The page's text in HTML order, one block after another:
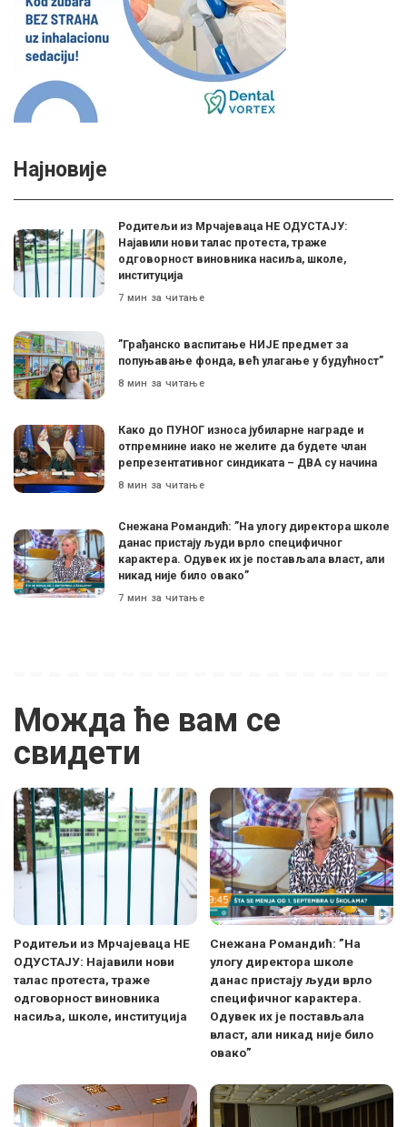
Најновије
Родитељи из Мрчајеваца НЕ ОДУСТАЈУ:
Најавили нови талас протеста, траже
одговорност виновника насиља, школе,
институција
7 мин за читање
”Грађанско васпитање НИЈЕ предмет за
попуњавање фонда, већ улагање у будућност”
8 мин за читање
Како до ПУНОГ износа јубиларне награде и
отпремнине иако не желите да будете члан
репрезентативног синдиката – ДВА су начина
8 мин за читање
Снежана Романдић: ”На улогу директора школе
данас пристају људи врло специфичног
карактера. Одувек их је постављала власт, али
никад није било овако”
7 мин за читање
Можда ће вам се
свидети
Родитељи из Мрчајеваца НЕ
ОДУСТАЈУ: Најавили нови
талас протеста, траже
одговорност виновника
насиља, школе, институција
Снежана Романдић: ”На
улогу директора школе
данас пристају људи врло
специфичног карактера.
Одувек их је постављала
власт, али никад није било
овако”